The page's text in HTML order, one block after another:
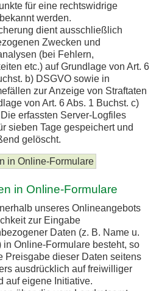
für eine rechtswidrige
werden.
dient ausschließlich
Zwecken und
(bei Fehlern,
etc.) auf Grundlage von Art. 6
b) DSGVO sowie in
zur Anzeige von Straftaten
von Art. 6 Abs. 1 Buchst. c)
erfassten Server-Logfiles
sieben Tage gespeichert und
gelöscht.
in Online-Formulare
in Online-Formulare
unseres Onlineangebots
zur Eingabe
Daten (z. B. Name u.
in Online-Formulare besteht, so
Preisgabe dieser Daten seitens
ausdrücklich auf freiwilliger
auf eigene Initiative.